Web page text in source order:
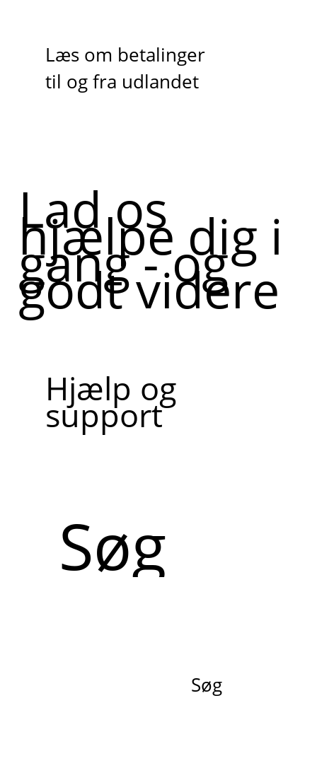
Læs om betalinger
til og fra udlandet
Lad os
hjælpe dig i
gang - og
godt videre
Hjælp og
support
Søg